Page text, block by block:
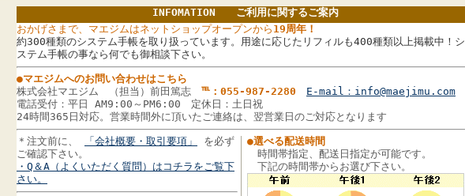
INFOMATION ご利用に関するご案内
おかげさまで、マエジムはネットショップオープンから 19周年！
約300種類のシステム手帳を取り扱っています。用途に応じたリフィルも400種類以上掲載中！シ
ステム手帳の事なら何でも御相談下さい。
●マエジムへのお問い合わせはこちら
株式会社マエジム （担当）前田篤志 ℡：055-987-2280
E-mail：info@maejimu.com
電話受付：平日 AM9:00～PM6:00 定休日：土日祝
24時間365日対応。営業時間外に頂いたご連絡は、翌営業日のご対応となります
＊注文前に、 「会社概要・取引要項」
を必ず
ご確認下さい。
・Q＆A（よくいただく質問）はコチラをご覧下
さい。
●選べる配送時間
時間帯指定、配送日指定が可能です。
下記の時間帯からお選び下さい。